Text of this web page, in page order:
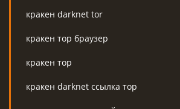
кракен darknet tor
кракен тор браузер
кракен тор
кракен darknet ссылка тор